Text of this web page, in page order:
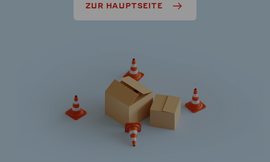
ZUR HAUPTSEITE